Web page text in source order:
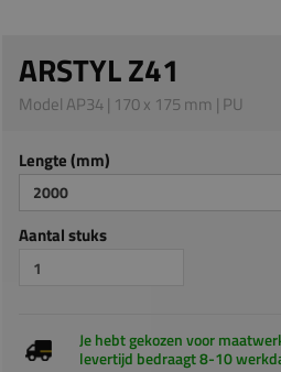
ARSTYL Z41
Model AP34 | 170 x 175 mm | PU
Lengte (mm)
2000
Aantal stuks
Je hebt gekozen voor
levertijd bedraagt 8-10